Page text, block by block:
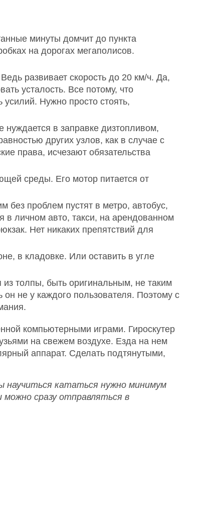
минуты домчит до пункта
на дорогах мегаполисов.
развивает скорость до 20 км/ч. Да,
усталость. Все потому, что
усилий. Нужно просто стоять,
в заправке дизтопливом,
других узлов, как в случае с
права, исчезают обязательства
среды. Его мотор питается от
без проблем пустят в метро, автобус,
в личном авто, такси, на арендованном
Нет никаких препятствий для
в кладовке. Или оставить в угле
толпы, быть оригинальным, не таким
он не у каждого пользователя. Поэтому с
компьютерными играми. Гироскутер
на свежем воздухе. Езда на нем
аппарат. Сделать подтянутыми,
кататься нужно минимум
сразу отправляться в